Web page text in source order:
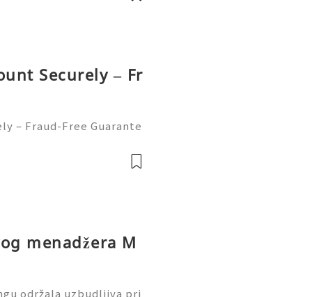
Securely – Fr
– Fraud-Free Guarante
day. But sometime
menadžera M
održala uzbudljiva pri